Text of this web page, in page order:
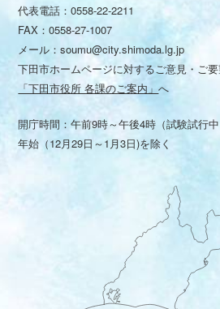
代表電話：0558-22-2211
FAX：0558-27-1007
メール：soumu@city.shimoda.lg.jp
下田市ホームページに対するご意見・ご
「下田市役所 各課のご案内」へ
開庁時間：午前9時～午後4時（試験試行
年始（12月29日～1月3日)を除く